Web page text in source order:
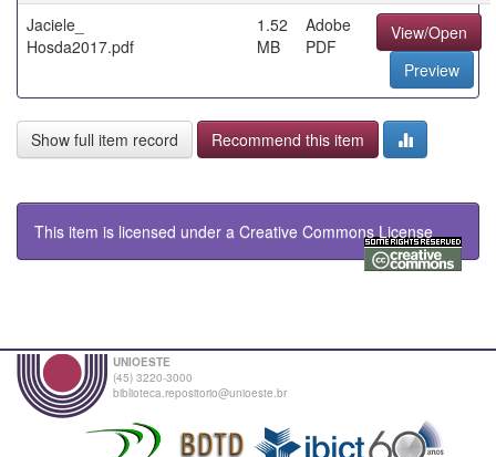
Jaciele_
Hosda2017.pdf
1.52
MB
Adobe
PDF
View/Open
Preview
Show full item record Recommend this item
This item is licensed under a Creative Commons License
UNIOESTE
(45) 3220-3000
biblioteca.repositorio@unioeste.br